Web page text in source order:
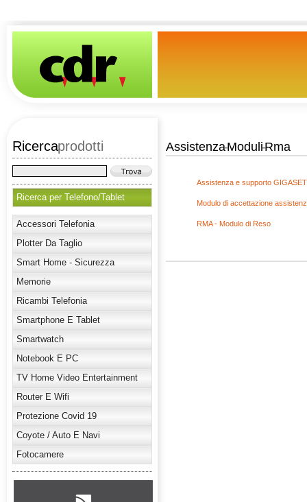
Ricercaprodotti
Ricerca per Telefono/Tablet
Accessori Telefonia
Plotter Da Taglio
Smart Home - Sicurezza
Memorie
Ricambi Telefonia
Smartphone E Tablet
Smartwatch
Notebook E PC
TV Home Video Entertainment
Router E Wifi
Protezione Covid 19
Coyote / Auto E Navi
Fotocamere
Assistenza
-
Moduli
-
Rma
Assistenza e supporto GIGASET
Modulo di accettazione
RMA - Modulo di Reso